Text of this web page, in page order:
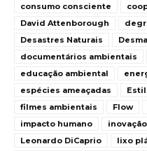
consumo consciente
David Attenborough
Desastres Naturais
documentários ambientais
educação ambiental
espécies ameaçadas
filmes ambientais
Flow
impacto humano
Leonardo DiCaprio
lixo